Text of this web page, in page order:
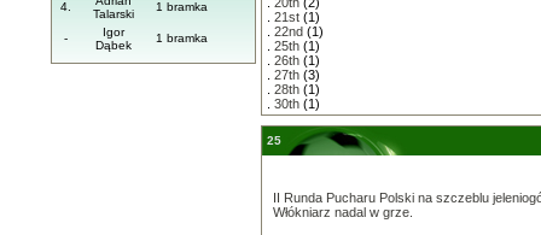
4.
Talarski
1 bramka
-
Igor
Dąbek
1 bramka
21st (1)
22nd (1)
25th (1)
26th (1)
27th (3)
28th (1)
30th (1)
25
II Runda Pucharu Polski na szczeblu
Włókniarz nadal w grze.